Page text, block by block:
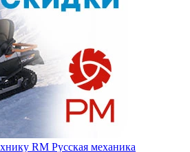
RM Русская механика